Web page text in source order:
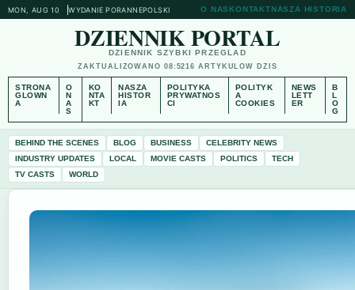
MON, AUG 10 WYDANIE PORANNEPOLSKI O NASKONTAKTNASZA HISTORIA
DZIENNIK PORTAL
DZIENNIK SZYBKI PRZEGLAD
ZAKTUALIZOWANO 08:5216 ARTYKULOW DZIS
STRONA
GLOWN
A
O
N
A
S
KO
NTA
KT
NASZA
HISTOR
IA
POLITYKA
PRYWATNOS
CI
POLITYK
A
COOKIES
NEWS
LETT
ER
B
L
O
G
BEHIND THE SCENES BLOG BUSINESS
CELEBRITY NEWS
INDUSTRY UPDATES
LOCAL MOVIE CASTS POLITICS
TECH
TV CASTS
WORLD